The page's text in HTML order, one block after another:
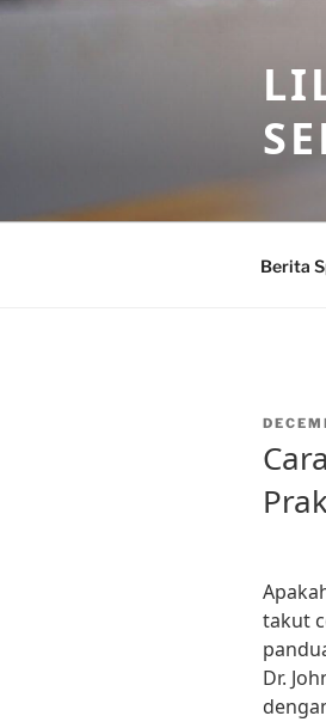
Skip
Berita
takut
Dr.